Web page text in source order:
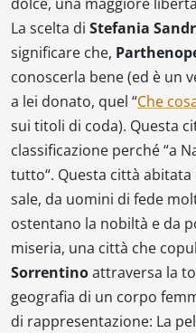
La scelta di Stefania
significare che,
conoscerla bene (ed è un
a lei donato, quel “Che
sui titoli di coda). Questa
classificazione perché “a
tutto“. Questa città
sale, da uomini di fede
ostentano la nobiltà e da
miseria, una città che
Sorrentinoattraversa la
geografia di un corpo
di rappresentazione: La